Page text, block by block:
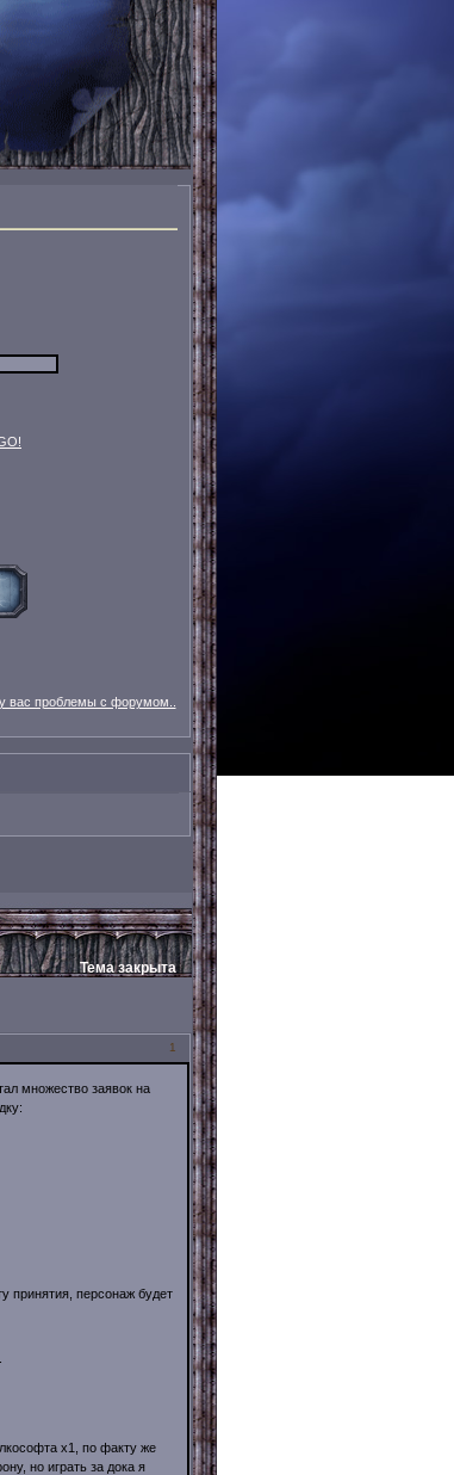
вас проблемы с форумом..
Тема закрыта
1
множество заявок на
принятия, персонаж будет
х1, по факту же
но играть за дока я